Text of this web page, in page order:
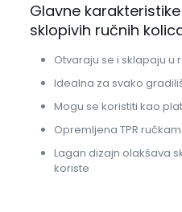
Glavne
sklopivih ručnih
Otvaraju se i sklapaju u
Idealna za svako
Mogu se koristiti kao
Opremljena TPR
Lagan dizajn olakšava
koriste